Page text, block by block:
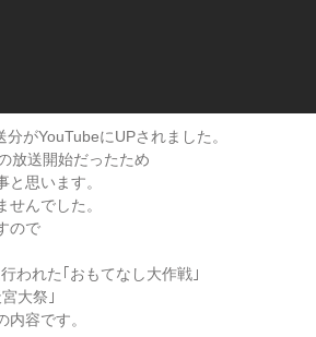
がYouTubeにUPされました。
放送開始だったため
思います。
んでした。
ので
われた｢おもてなし大作戦｣
大祭｣
容です。